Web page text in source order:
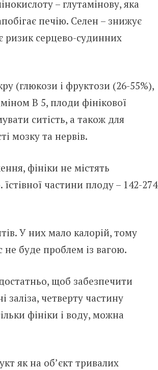
– глутамінову, яка
печію. Селен – знижує
ризик серцево-судинних
(глюкози і фруктози (26-55%),
B 5, плоди фінікової
ситість, а також для
мозку та нервів.
фініки не містять
частини плоду – 142-274
У них мало калорій, тому
не буде проблем із вагою.
щоб забезпечити
заліза, четверту частину
фініки і воду, можна
як на об’єкт тривалих